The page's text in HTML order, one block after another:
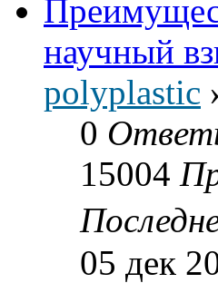
научный
polyplastic
0
15004
05 дек